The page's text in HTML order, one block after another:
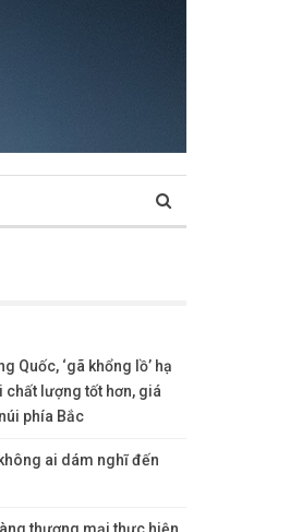
Quốc, ‘gã khổng lồ’ hạ
lượng tốt hơn, giá
phía Bắc
ai dám nghĩ đến
thương mại thực hiện